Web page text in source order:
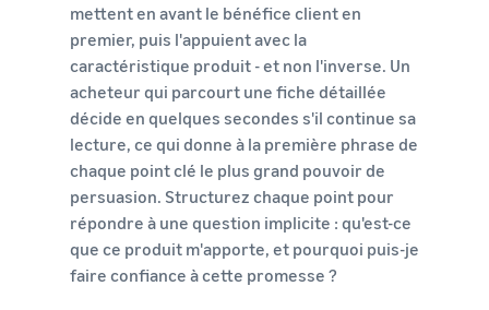
mettent en avant le bénéfice client en
premier, puis l'appuient avec la
caractéristique produit - et non l'inverse. Un
acheteur qui parcourt une fiche détaillée
décide en quelques secondes s'il continue sa
lecture, ce qui donne à la première phrase de
chaque point clé le plus grand pouvoir de
persuasion. Structurez chaque point pour
répondre à une question implicite : qu'est-ce
que ce produit m'apporte, et pourquoi puis-je
faire confiance à cette promesse ?